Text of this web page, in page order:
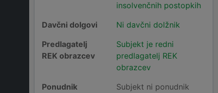
insolvenčnih postopkih
Davčni dolgovi
Ni davčni dolžnik
Predlagatelj
REK obrazcev
Subjekt je redni
predlagatelj REK
obrazcev
Ponudnik
Subjekt ni ponudnik